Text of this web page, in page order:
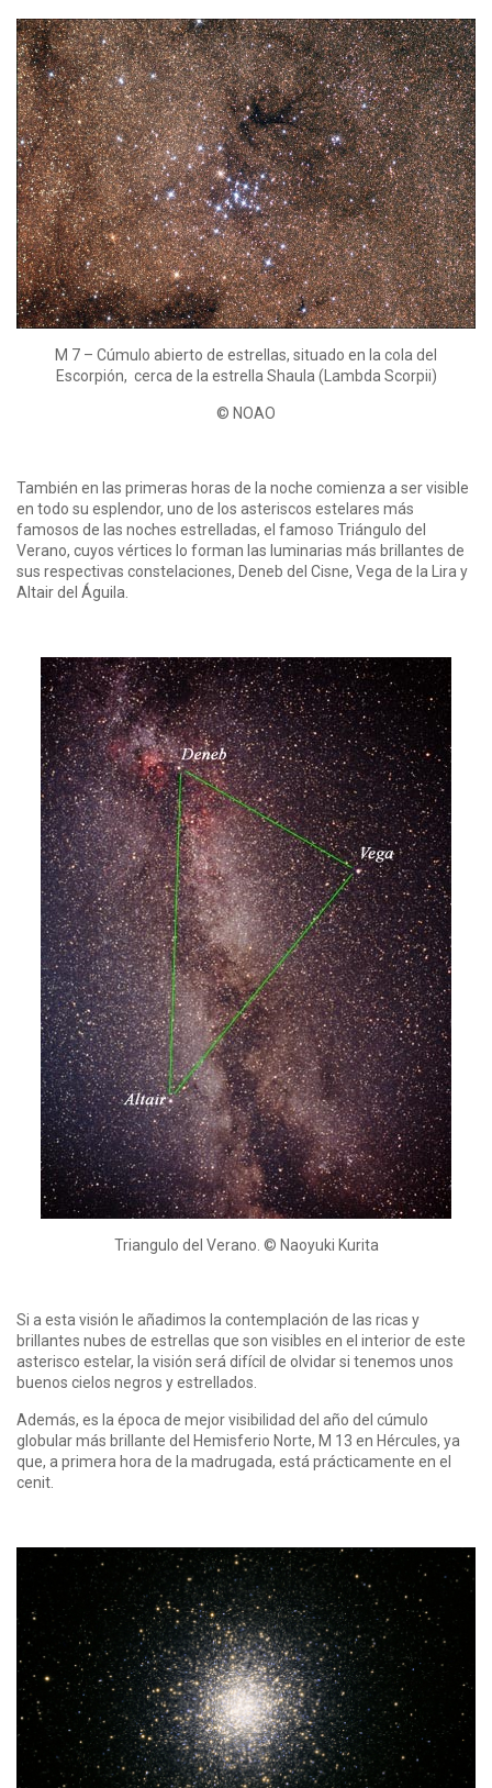
M 7 – Cúmulo abierto de estrellas, situado en la cola del
Escorpión, cerca de la estrella Shaula (Lambda Scorpii)
© NOAO
También en las primeras horas de la noche comienza a ser visible
en todo su esplendor, uno de los asteriscos estelares más
famosos de las noches estrelladas, el famoso Triángulo del
Verano, cuyos vértices lo forman las luminarias más brillantes de
sus respectivas constelaciones, Deneb del Cisne, Vega de la Lira y
Altair del Águila.
Triangulo del Verano. © Naoyuki Kurita
Si a esta visión le añadimos la contemplación de las ricas y
brillantes nubes de estrellas que son visibles en el interior de este
asterisco estelar, la visión será difícil de olvidar si tenemos unos
buenos cielos negros y estrellados.
Además, es la época de mejor visibilidad del año del cúmulo
globular más brillante del Hemisferio Norte, M 13 en Hércules, ya
que, a primera hora de la madrugada, está prácticamente en el
cenit.